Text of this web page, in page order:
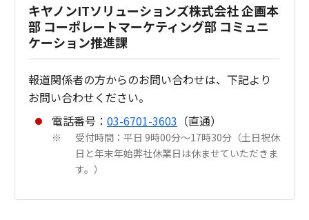
キヤノンITソリューションズ株式会社 企画本
部 コーポレートマーケティング部 コミュニ
ケーション推進課
報道関係者の方からのお問い合わせは、下記より
お問い合わせください。
電話番号： 03-6701-3603 （直通）
※
受付時間：平日 9時00分～17時30分（土日祝休
日と年末年始弊社休業日は休ませていただきま
す。）